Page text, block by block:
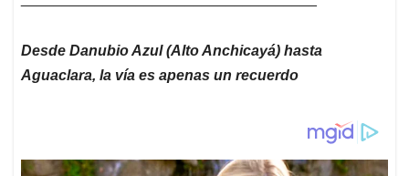
Desde Danubio Azul (Alto Anchicayá) hasta
Aguaclara, la vía es apenas un recuerdo